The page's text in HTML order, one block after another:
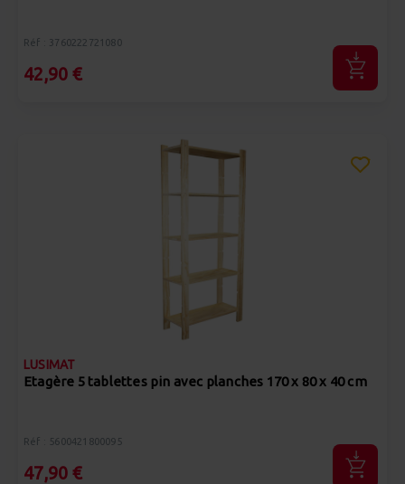
Réf : 3760222721080
42,90 €
LUSIMAT
Etagère 5 tablettes pin avec planches 170 x 80 x 40 cm
Réf : 5600421800095
47,90 €